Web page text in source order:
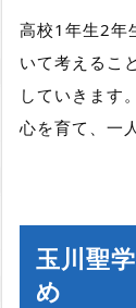
高校1年生2年
いて考えるこ
していきます
心を育て、一
玉川聖
め